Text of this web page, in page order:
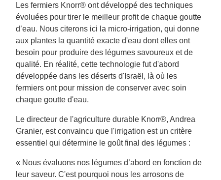
Les fermiers Knorr® ont développé des techniques
évoluées pour tirer le meilleur profit de chaque goutte
d’eau. Nous citerons ici la micro-irrigation, qui donne
aux plantes la quantité exacte d'eau dont elles ont
besoin pour produire des légumes savoureux et de
qualité. En réalité, cette technologie fut d'abord
développée dans les déserts d'Israël, là où les
fermiers ont pour mission de conserver avec soin
chaque goutte d'eau.
Le directeur de l'agriculture durable Knorr®, Andrea
Granier, est convaincu que l'irrigation est un critère
essentiel qui détermine le goût final des légumes :
« Nous évaluons nos légumes d’abord en fonction de
leur saveur. C'est pourquoi nous les arrosons de